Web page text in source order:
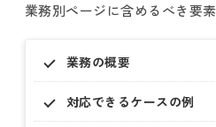
業務別ページに含めるべき要
業務の概要
対応できるケースの例